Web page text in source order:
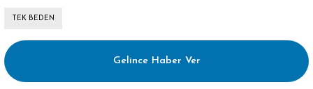
TEK BEDEN
Gelince Haber Ver